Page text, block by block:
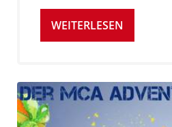
WEITERLESEN